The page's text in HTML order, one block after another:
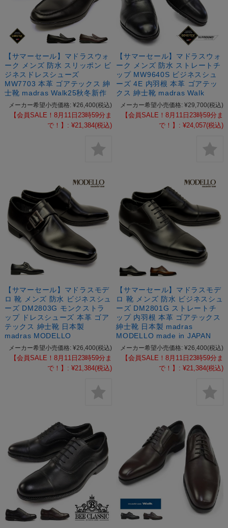
【サマーセール】マドラスウォ
ーク メンズ 防水 スリッポン ビ
ジネスドレスシューズ
MW7703 本革 ゴアテックス 紳
士靴 madras Walk25秋冬新作
メーカー希望小売価格: ¥26,400(税込)
【会員SALE！8月11日23時59分ま
で！】: ¥21,384(税込)
【サマーセール】マドラスウォ
ーク メンズ 防水 ストレートチ
ップ MW9640S ビジネスシュ
ーズ 4E 内羽根 本革 ゴアテッ
クス 紳士靴 madras Walk
メーカー希望小売価格: ¥29,700(税込)
【会員SALE！8月11日23時59分ま
で！】: ¥24,057(税込)
【サマーセール】マドラスモデ
ロ 靴 メンズ 防水 ビジネスシュ
ーズ DM2803G モンクストラ
ップ ドレスシューズ 本革 ゴア
テックス 紳士靴 日本製
madras MODELLO
メーカー希望小売価格: ¥26,400(税込)
【会員SALE！8月11日23時59分ま
で！】: ¥21,384(税込)
【サマーセール】マドラスモデ
ロ 靴 メンズ 防水 ビジネスシュ
ーズ DM2801G ストレートチ
ップ 内羽根 本革 ゴアテックス
紳士靴 日本製 madras
MODELLO made in JAPAN
メーカー希望小売価格: ¥26,400(税込)
【会員SALE！8月11日23時59分ま
で！】: ¥21,384(税込)